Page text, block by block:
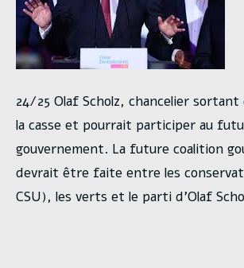
24/25 Olaf Scholz, chancelier
la casse et pourrait participer au
gouvernement. La future coalition
devrait être faite entre les
CSU), les verts et le parti d’Olaf